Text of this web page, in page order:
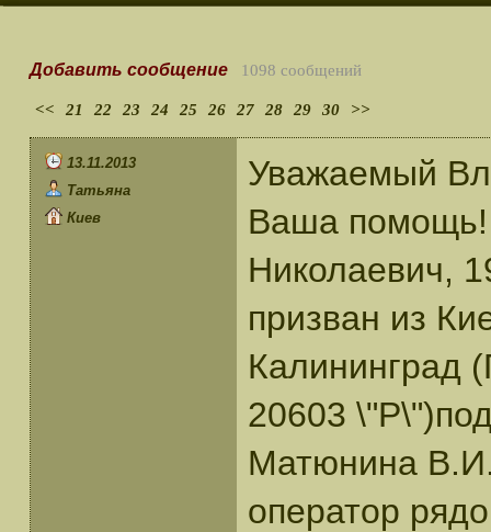
Добавить сообщение 1098 сообщений
<< 21 22 23 24 25 26 27 28 29 30 >>
13.11.2013
Татьяна
Киев
Уважаемый
Ваша
Николаевич,
призван из
Калининград
20603
Матюнина В.И.
оператор